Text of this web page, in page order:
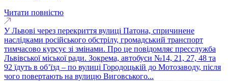
Читати повністю
У Львові через перекриття вулиці Патона, спричинене
наслідками російського обстрілу, громадський транспорт
тимчасово курсує зі змінами. Про це повідомляє пресслужба
Львівської міської ради. Зокрема, автобуси №14, 21, 27, 48 та
92 їдуть в об’їзд – по вулиці Городоцькій до Мотозаводу, після
чого повертають на вулицю Виговського...